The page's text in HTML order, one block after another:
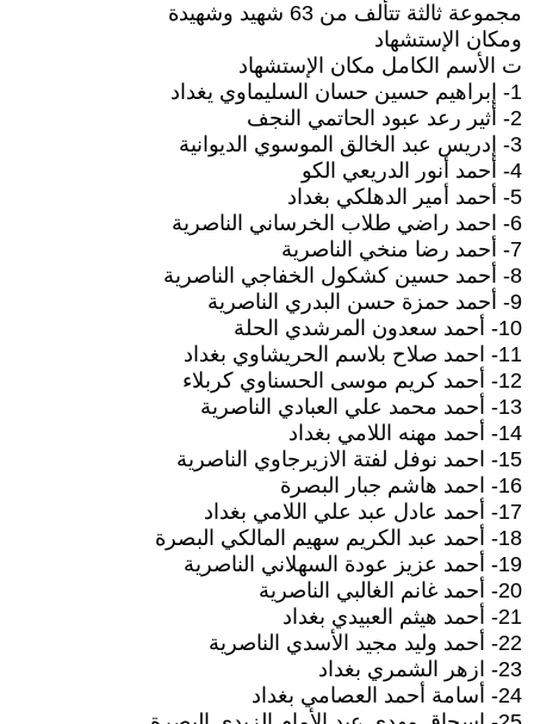
مجموعة ثالثة تتألف من 63 شهيد وشهيدة
ومكان الإستشهاد
ت الأسم الكامل مكان الإستشهاد
1- إبراهيم حسين حسان السليماوي يغداد
2- أثير رعد عبود الحاتمي النجف
3- إدريس عبد الخالق الموسوي الديوانية
4- أحمد أنور الدريعي الكو
5- أحمد أمير الدهلكي بغداد
6- احمد راضي طلاب الخرساني الناصرية
7- أحمد رضا منخي الناصرية
8- أحمد حسين كشكول الخفاجي الناصرية
9- أحمد حمزة حسن البدري الناصرية
10- أحمد سعدون المرشدي الحلة
11- احمد صلاح بلاسم الحريشاوي بغداد
12- أحمد كريم موسى الحسناوي كربلاء
13- أحمد محمد علي العبادي الناصرية
14- أحمد مهنه اللامي بغداد
15- احمد نوفل لفتة الازيرجاوي الناصرية
16- احمد هاشم جبار البصرة
17- أحمد عادل عبد علي اللامي بغداد
18- أحمد عبد الكريم سهيم المالكي البصرة
19- أحمد عزيز عودة السهلاني الناصرية
20- أحمد غانم الغالبي الناصرية
21- أحمد هيثم العبيدي بغداد
22- أحمد وليد مجيد الأسدي الناصرية
23- ازهر الشمري بغداد
24- أسامة أحمد العصامي بغداد